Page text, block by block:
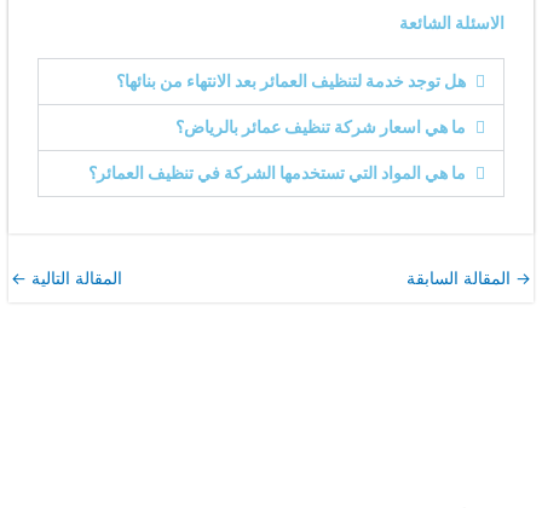
الاسئلة الشائعة
هل توجد خدمة لتنظيف العمائر بعد الانتهاء من بنائها؟
ما هي اسعار شركة تنظيف عمائر بالرياض؟
ما هي المواد التي تستخدمها الشركة في تنظيف العمائر؟
→ المقالة السابقة المقالة التالية ←